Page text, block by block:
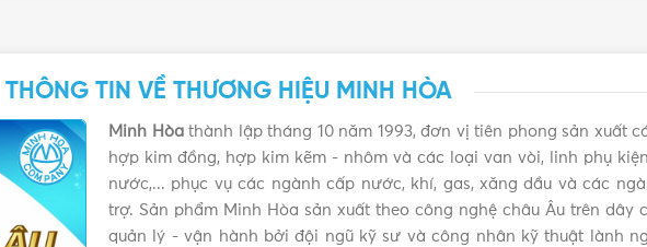
THÔNG TIN VỀ THƯƠNG HIỆU MINH HÒA
Minh Hòathành lập tháng 10 năm 1993, đơn vị tiên phong sản xuất
hợp kim đồng, hợp kim kẽm - nhôm và các loại van vòi, linh phụ
nước,... phục vụ các ngành cấp nước, khí, gas, xăng dầu và các
trợ. Sản phẩm Minh Hòa sản xuất theo công nghệ châu Âu trên dây
quản lý - vận hành bởi đội ngũ kỹ sư và công nhân kỹ thuật lành